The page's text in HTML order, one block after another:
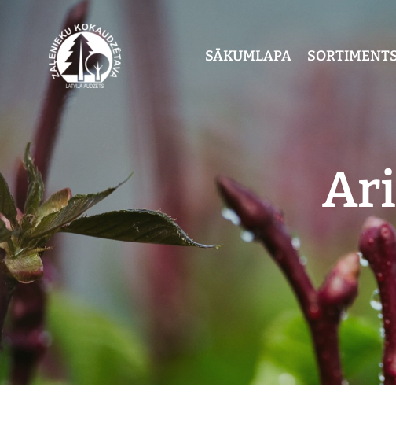
SĀKUMLAPA